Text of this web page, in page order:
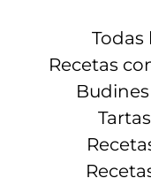
contenido
Todas
Recetas
Budines